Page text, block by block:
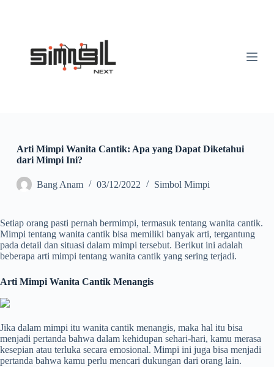
Arti Mimpi Wanita Cantik: Apa yang Dapat Diketahui
dari Mimpi Ini?
Bang Anam 03/12/2022 Simbol Mimpi
Setiap orang pasti pernah bermimpi, termasuk tentang wanita cantik.
Mimpi tentang wanita cantik bisa memiliki banyak arti, tergantung
pada detail dan situasi dalam mimpi tersebut. Berikut ini adalah
beberapa arti mimpi tentang wanita cantik yang sering terjadi.
Arti Mimpi Wanita Cantik Menangis
Jika dalam mimpi itu wanita cantik menangis, maka hal itu bisa
menjadi pertanda bahwa dalam kehidupan sehari-hari, kamu merasa
kesepian atau terluka secara emosional. Mimpi ini juga bisa menjadi
pertanda bahwa kamu perlu mencari dukungan dari orang lain.